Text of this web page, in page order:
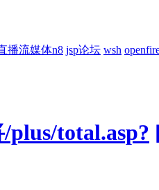
播流媒体n8 jsp论坛 wsh
total.asp?